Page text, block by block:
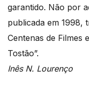
garantido. Não por
publicada em 1998,
Centenas de Filmes
Tostão”.
Inês N. Lourenço